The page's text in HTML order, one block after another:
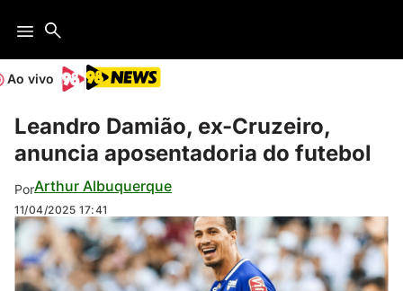
Ao vivo
Leandro Damião, ex-Cruzeiro,
anuncia aposentadoria do futebol
PorArthur Albuquerque
11/04/2025 17:41